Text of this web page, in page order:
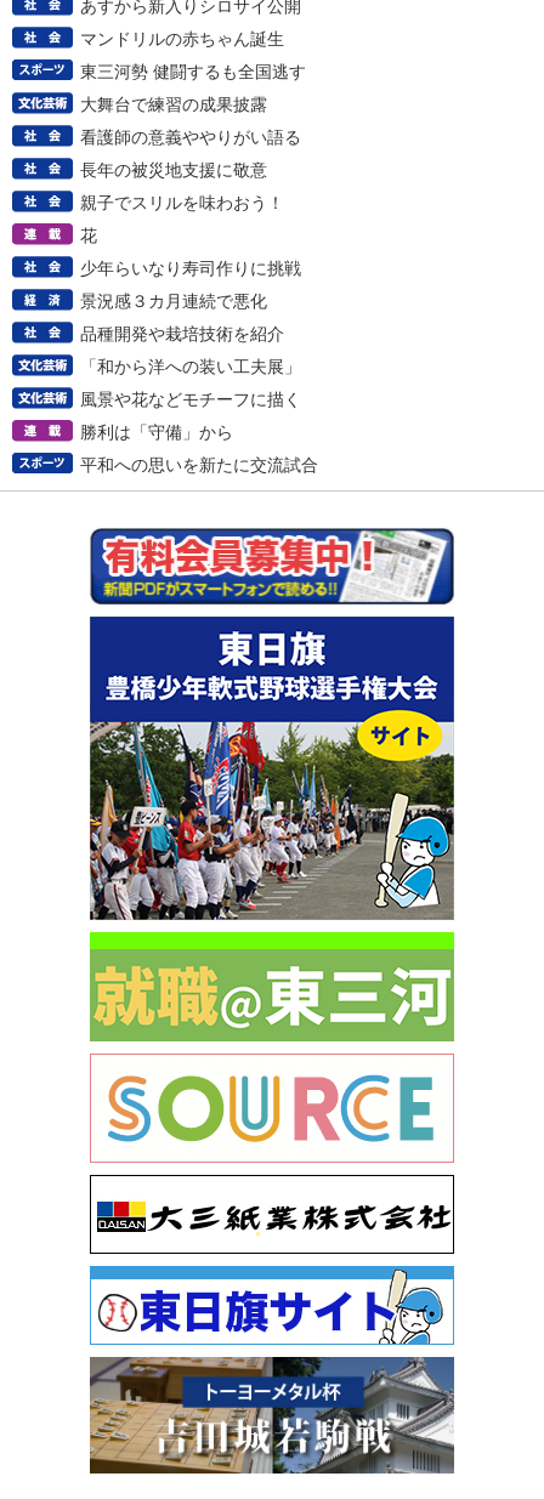
あすから新入りシロサイ公開
マンドリルの赤ちゃん誕生
東三河勢 健闘するも全国逃す
大舞台で練習の成果披露
看護師の意義ややりがい語る
長年の被災地支援に敬意
親子でスリルを味わおう！
花
少年らいなり寿司作りに挑戦
景況感３カ月連続で悪化
品種開発や栽培技術を紹介
「和から洋への装い工夫展」
風景や花などモチーフに描く
勝利は「守備」から
平和への思いを新たに交流試合